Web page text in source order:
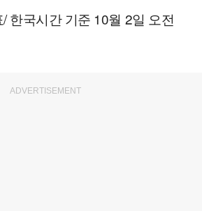
한국시간 기준 10월 2일 오전
ADVERTISEMENT